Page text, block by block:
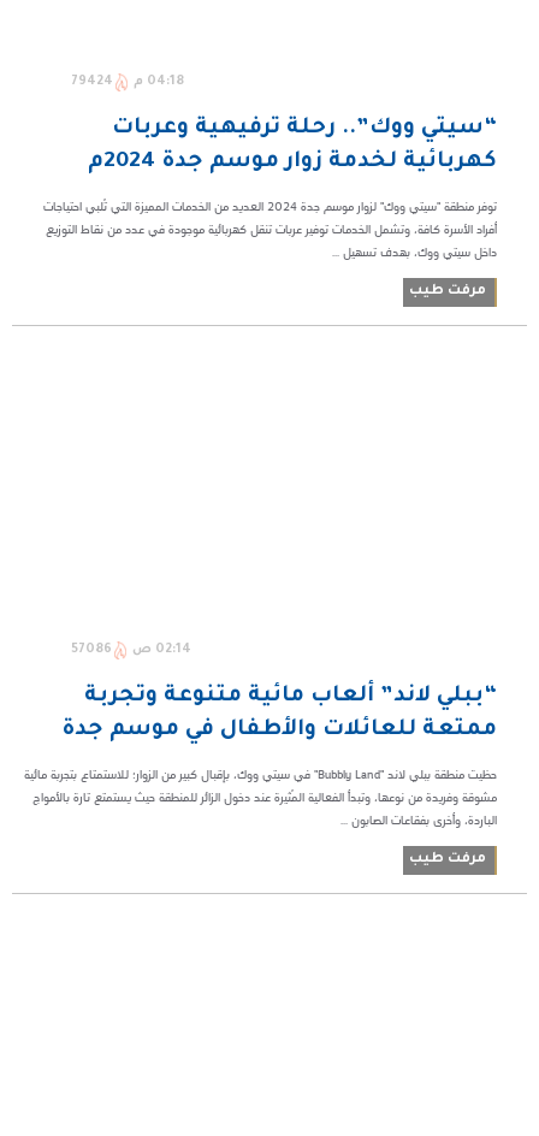
04:18 م 79424
“سيتي ووك”.. رحلة ترفيهية وعربات
كهربائية لخدمة زوار موسم جدة 2024م
توفر منطقة "سيتي ووك" لزوار موسم جدة 2024 العديد من الخدمات المميزة التي تُلبي احتياجات
أفراد الأسرة كافة، وتشمل الخدمات توفير عربات تنقل كهربائية موجودة في عدد من نقاط التوزيع
داخل سيتي ووك، بهدف تسهيل ...
مرفت طيب
02:14 ص 57086
“ببلي لاند” ألعاب مائية متنوعة وتجربة
ممتعة للعائلات والأطفال في موسم جدة
حظيت منطقة ببلي لاند "Bubbly Land" في سيتي ووك، بإقبال كبير من الزوار؛ للاستمتاع بتجربة مائية
مشوقة وفريدة من نوعها، وتبدأ الفعالية المُثيرة عند دخول الزائر للمنطقة حيث يستمتع تارة بالأمواج
الباردة، وأخرى بفقاعات الصابون ...
مرفت طيب